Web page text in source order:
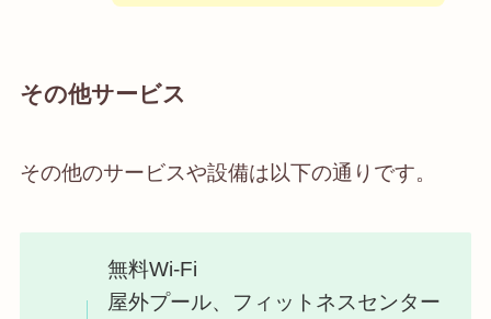
その他サービス
その他のサービスや設備は以下の通りです。
無料Wi-Fi
屋外プール、フィットネスセンター